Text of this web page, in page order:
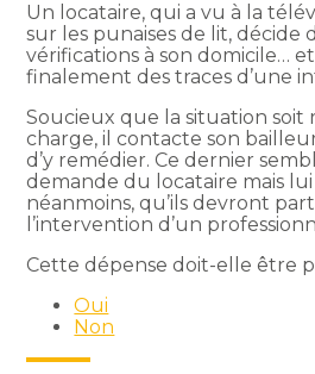
Un locataire, qui a vu à la
sur les punaises de lit, décide
vérifications à son domicile…
finalement des traces d’une
Soucieux que la situation soit
charge, il contacte son
d’y remédier. Ce dernier
demande du locataire mais
néanmoins, qu’ils devront
l’intervention d’un
Cette dépense doit-elle être
Oui
Non